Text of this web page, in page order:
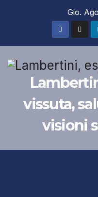
Gio.
vissuta,
visioni